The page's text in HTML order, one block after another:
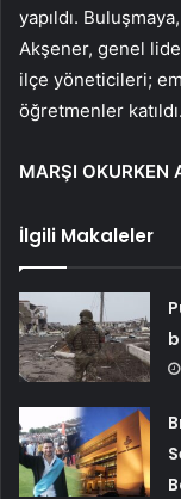
yapıldı.
Akşener, genel
ilçe yöneticileri;
öğretmenler katıldı.
MARŞI OKURKEN
İlgili Makaleler